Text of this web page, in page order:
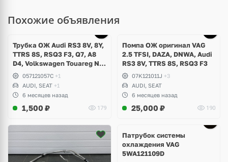
Похожие объявления
Трубка ОЖ Audi RS3 8V, 8Y,
TTRS 8S, RSQ3 F3, Q7, A8
D4, Volkswagen Touareg NF,
Seat Formentor Cupra 2.5
TFSI DAZA, DNWA, CZGB
057121057C +1
AUDI, SEAT +1
6 месяцев назад
1,500 ₽ 179
Помпа ОЖ оригинал VAG
2.5 TFSI, DAZA, DNWA, Audi
RS3 8V, TTRS 8S, RSQ3 F3
07K121011J +3
AUDI, SEAT
6 месяцев назад
25,000 ₽ 190
Патрубок системы
охлаждения VAG
5WA121109D